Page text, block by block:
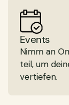
Events
Nimm an
teil, um
vertiefen.